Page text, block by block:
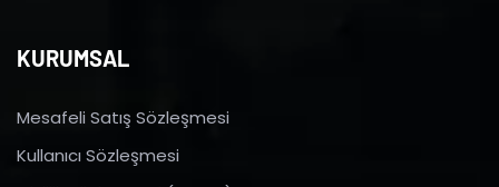
KURUMSAL
Mesafeli Satış Sözleşmesi
Kullanıcı Sözleşmesi